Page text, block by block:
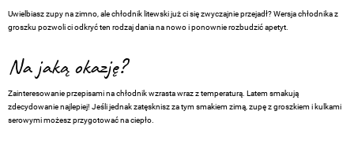
Uwielbiasz zupy na zimno, ale chłodnik litewski już ci się zwyczajnie przejadł? Wersja chłodnika z
groszku pozwoli ci odkryć ten rodzaj dania na nowo i ponownie rozbudzić apetyt.
Na jaką okazję?
Zainteresowanie przepisami na chłodnik wzrasta wraz z temperaturą. Latem smakują
zdecydowanie najlepiej! Jeśli jednak zatęsknisz za tym smakiem zimą, zupę z groszkiem i kulkami
serowymi możesz przygotować na ciepło.